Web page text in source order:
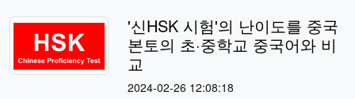
'신HSK 시험'의 난이도를 중국
본토의 초·중학교 중국어와 비
교
2024-02-26 12:08:18